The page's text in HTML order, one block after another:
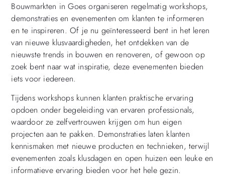
Bouwmarkten in Goes organiseren regelmatig workshops,
demonstraties en evenementen om klanten te informeren
en te inspireren. Of je nu geïnteresseerd bent in het leren
van nieuwe klusvaardigheden, het ontdekken van de
nieuwste trends in bouwen en renoveren, of gewoon op
zoek bent naar wat inspiratie, deze evenementen bieden
iets voor iedereen.
Tijdens workshops kunnen klanten praktische ervaring
opdoen onder begeleiding van ervaren professionals,
waardoor ze zelfvertrouwen krijgen om hun eigen
projecten aan te pakken. Demonstraties laten klanten
kennismaken met nieuwe producten en technieken, terwijl
evenementen zoals klusdagen en open huizen een leuke en
informatieve ervaring bieden voor het hele gezin.